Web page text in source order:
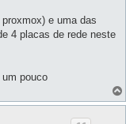
e uma das
4 placas de rede neste
pouco